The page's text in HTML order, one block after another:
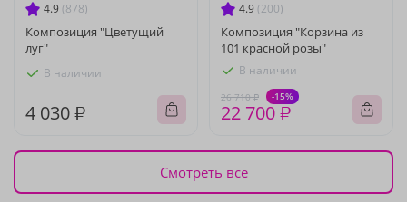
4.9 (878)
Композиция "Цветущий
луг"
В наличии
4 030 ₽
4.9 (200)
Композиция "Корзина из
101 красной розы"
В наличии
26 710 ₽ -15%
22 700 ₽
Смотреть все